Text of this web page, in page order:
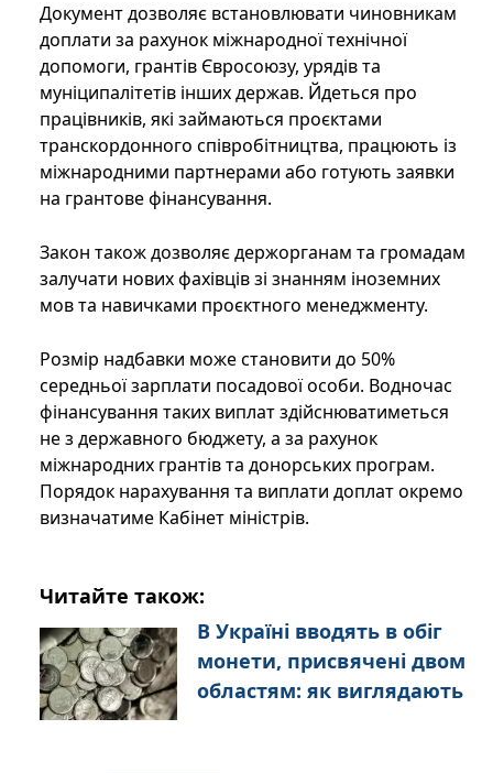
Документ дозволяє встановлювати чиновникам
доплати за рахунок міжнародної технічної
допомоги, грантів Євросоюзу, урядів та
муніципалітетів інших держав. Йдеться про
працівників, які займаються проєктами
транскордонного співробітництва, працюють із
міжнародними партнерами або готують заявки
на грантове фінансування.
Закон також дозволяє держорганам та громадам
залучати нових фахівців зі знанням іноземних
мов та навичками проєктного менеджменту.
Розмір надбавки може становити до 50%
середньої зарплати посадової особи. Водночас
фінансування таких виплат здійснюватиметься
не з державного бюджету, а за рахунок
міжнародних грантів та донорських програм.
Порядок нарахування та виплати доплат окремо
визначатиме Кабінет міністрів.
Читайте також:
В Україні вводять в обіг
монети, присвячені двом
областям: як виглядають